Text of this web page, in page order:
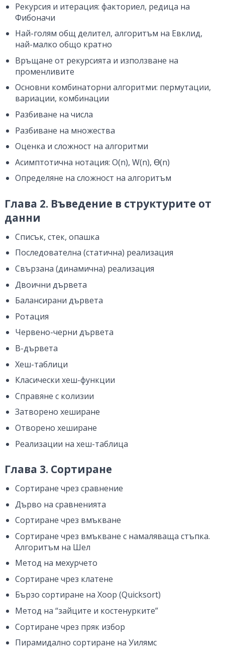
Рекурсия и итерация: факториел, редица на
Фибоначи
Най-голям общ делител, алгоритъм на Евклид,
най-малко общо кратно
Връщане от рекурсията и използване на
променливите
Основни комбинаторни алгоритми: пермутации,
вариации, комбинации
Разбиване на числа
Разбиване на множества
Оценка и сложност на алгоритми
Асимптотична нотация: O(n), W(n), Ɵ(n)
Определяне на сложност на алгоритъм
Глава 2. Въведение в структурите от
данни
Списък, стек, опашка
Последователна (статична) реализация
Свързана (динамична) реализация
Двоични дървета
Балансирани дървета
Ротация
Червено-черни дървета
B-дървета
Хеш-таблици
Класически хеш-функции
Справяне с колизии
Затворено хеширане
Отворено хеширане
Реализации на хеш-таблица
Глава 3. Сортиране
Сортиране чрез сравнение
Дърво на сравненията
Сортиране чрез вмъкване
Сортиране чрез вмъкване с намаляваща стъпка.
Алгоритъм на Шел
Метод на мехурчето
Сортиране чрез клатене
Бързо сортиране на Хоор (Quicksort)
Метод на “зайците и костенурките”
Сортиране чрез пряк избор
Пирамидално сортиране на Уилямс